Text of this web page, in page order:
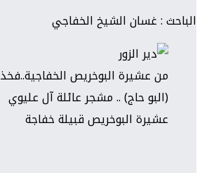
الباحث : غسان الشيخ الخفاجي
من عشيرة البوخريص الخفاجية..فخذ
(البو حاج) .. مشجر عائلة آل عليوي
عشيرة البوخريص قبيلة خفاجة